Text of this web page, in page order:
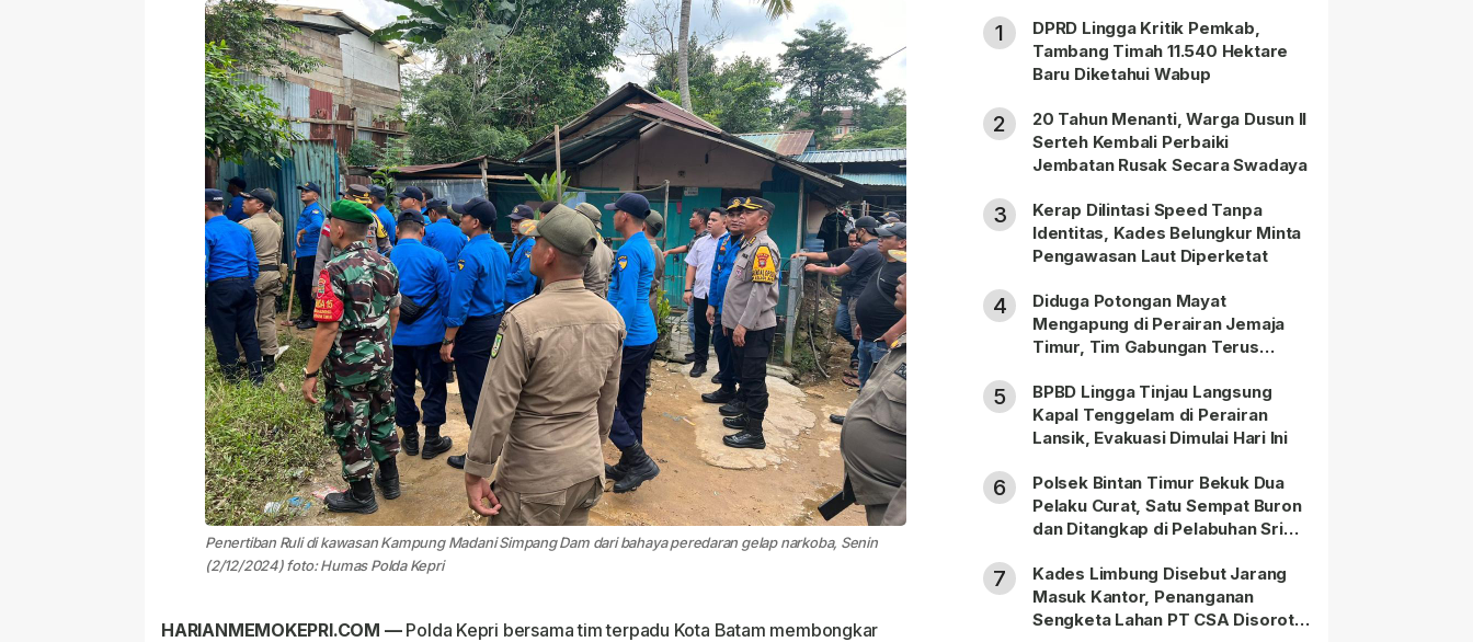
Penertiban Ruli di kawasan Kampung Madani Simpang Dam dari bahaya peredaran gelap narkoba, Senin
(2/12/2024) foto: Humas Polda Kepri
HARIANMEMOKEPRI.COM —Polda Kepri bersama tim terpadu Kota Batam membongkar
1
DPRD Lingga Kritik Pemkab,
Tambang Timah 11.540 Hektare
Baru Diketahui Wabup
2
20 Tahun Menanti, Warga Dusun II
Serteh Kembali Perbaiki
Jembatan Rusak Secara Swadaya
3
Kerap Dilintasi Speed Tanpa
Identitas, Kades Belungkur Minta
Pengawasan Laut Diperketat
4
Diduga Potongan Mayat
Mengapung di Perairan Jemaja
Timur, Tim Gabungan Terus
5
BPBD Lingga Tinjau Langsung
Kapal Tenggelam di Perairan
Lansik, Evakuasi Dimulai Hari Ini
6
Polsek Bintan Timur Bekuk Dua
Pelaku Curat, Satu Sempat Buron
dan Ditangkap di Pelabuhan Sri
7
Kades Limbung Disebut Jarang
Masuk Kantor, Penanganan
Sengketa Lahan PT CSA Disorot